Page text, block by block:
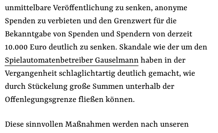
unmittelbare Veröffentlichung zu senken, anonyme
Spenden zu verbieten und den Grenzwert für die
Bekanntgabe von Spenden und Spendern von derzeit
10.000 Euro deutlich zu senken. Skandale wie der um den
Spielautomatenbetreiber Gauselmannhaben in der
Vergangenheit schlaglichtartig deutlich gemacht, wie
durch Stückelung große Summen unterhalb der
Offenlegungsgrenze fließen können.
Diese sinnvollen Maßnahmen werden nach unseren